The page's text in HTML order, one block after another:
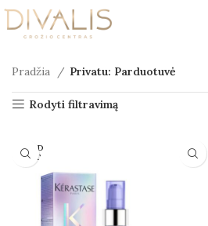
Pradžia Privatu: Parduotuvė
Rodyti filtravimą
SOLD
OUT